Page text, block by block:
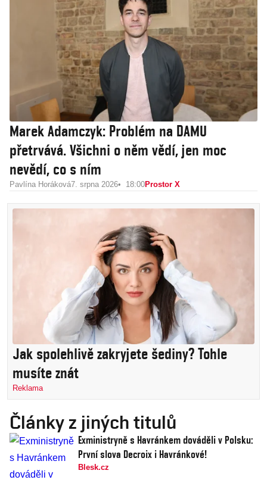
Marek Adamczyk: Problém na DAMU
přetrvává. Všichni o něm vědí, jen moc
nevědí, co s ním
Pavlína Horáková7. srpna 2026 18:00Prostor X
Jak spolehlivě zakryjete šediny? Tohle
musíte znát
Reklama
Články z jiných titulů
Exministryně s Havránkem dováděli v Polsku:
První slova Decroix i Havránkové!
Blesk.cz